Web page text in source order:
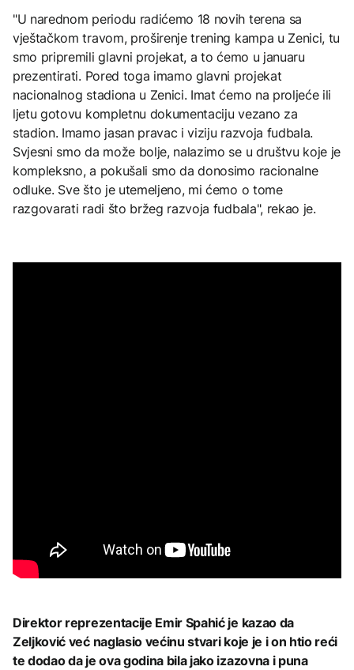
"U narednom periodu radićemo 18 novih terena sa
vještačkom travom, proširenje trening kampa u Zenici, tu
smo pripremili glavni projekat, a to ćemo u januaru
prezentirati. Pored toga imamo glavni projekat
nacionalnog stadiona u Zenici. Imat ćemo na proljeće ili
ljetu gotovu kompletnu dokumentaciju vezano za
stadion. Imamo jasan pravac i viziju razvoja fudbala.
Svjesni smo da može bolje, nalazimo se u društvu koje je
kompleksno, a pokušali smo da donosimo racionalne
odluke. Sve što je utemeljeno, mi ćemo o tome
razgovarati radi što bržeg razvoja fudbala", rekao je.
Direktor reprezentacije Emir Spahić je kazao da
Zeljković već naglasio većinu stvari koje je i on htio reći
te dodao da je ova godina bila jako izazovna i puna